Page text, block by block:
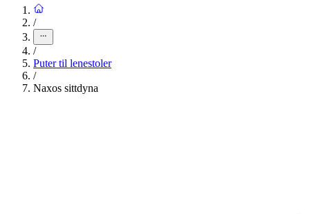
/
/
Puter til lenestoler
/
Naxos sittdyna